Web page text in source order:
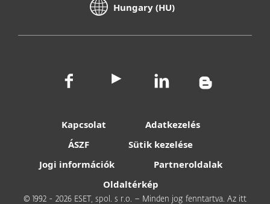
Hungary (HU)
Kapcsolat
Adatkezelés
ÁSZF
Sütik kezelése
Jogi információk
Partneroldalak
Oldaltérkép
© 1992 - 2026 ESET, spol. s r.o. – Minden jog fenntartva. Az itt